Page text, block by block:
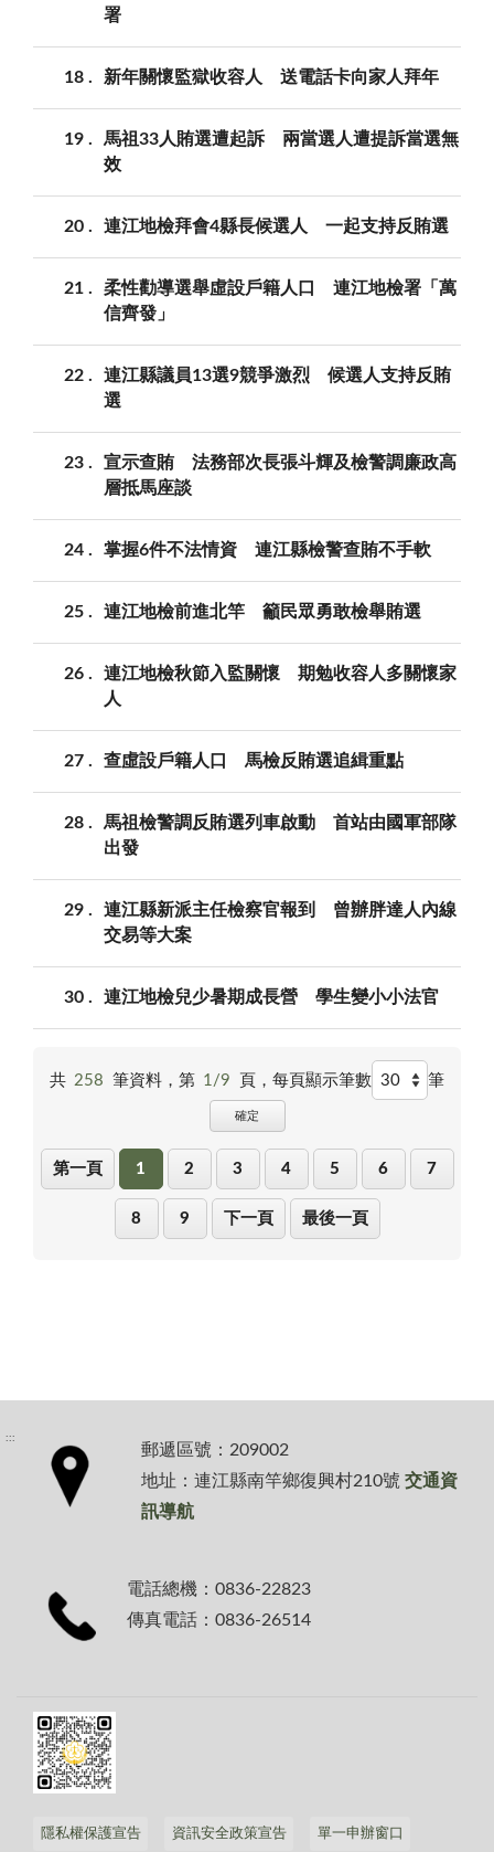
署
18 新年關懷監獄收容人 送電話卡向家人拜年
19
馬祖33人賄選遭起訴 兩當選人遭提訴當選無
效
20 連江地檢拜會4縣長候選人 一起支持反賄選
21
柔性勸導選舉虛設戶籍人口 連江地檢署「萬
信齊發」
22
連江縣議員13選9競爭激烈 候選人支持反賄
選
23
宣示查賄 法務部次長張斗輝及檢警調廉政高
層抵馬座談
24 掌握6件不法情資 連江縣檢警查賄不手軟
25 連江地檢前進北竿 籲民眾勇敢檢舉賄選
26
連江地檢秋節入監關懷 期勉收容人多關懷家
人
27 查虛設戶籍人口 馬檢反賄選追緝重點
28
馬祖檢警調反賄選列車啟動 首站由國軍部隊
出發
29
連江縣新派主任檢察官報到 曾辦胖達人內線
交易等大案
30 連江地檢兒少暑期成長營 學生變小小法官
共 258 筆資料，第 1/9 頁， 每頁顯示筆數 筆
確定
第一頁 1 2 3 4 5 6 7
8 9 下一頁 最後一頁
:::
郵遞區號：209002
地址：連江縣南竿鄉復興村210號 交通資
訊導航
電話總機：0836-22823
傳真電話：0836-26514
隱私權保護宣告 資訊安全政策宣告 單一申辦窗口